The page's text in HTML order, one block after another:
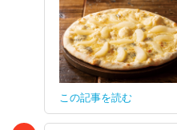
この記事を読む